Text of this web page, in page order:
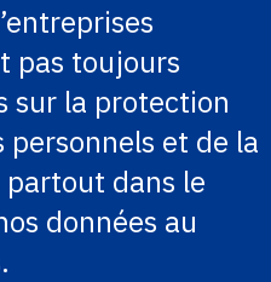
pas toujours
sur la protection
et de la
partout dans le
données au